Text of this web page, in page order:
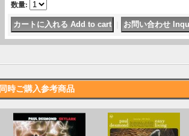
数量:
同時ご購入参考商品